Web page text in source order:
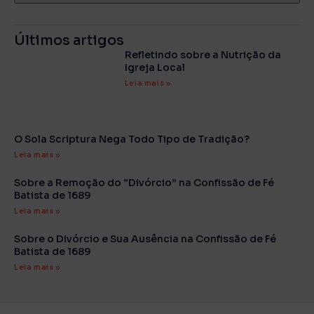
Últimos artigos
Refletindo sobre a Nutrição da
Igreja Local
Leia mais »
O Sola Scriptura Nega Todo Tipo de Tradição?
Leia mais »
Sobre a Remoção do “Divórcio” na Confissão de Fé
Batista de 1689
Leia mais »
Sobre o Divórcio e Sua Ausência na Confissão de Fé
Batista de 1689
Leia mais »